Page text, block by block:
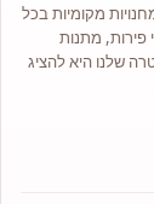
מקומיות בכל
פירות, מתנות
שלנו היא להציג